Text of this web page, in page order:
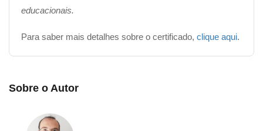
educacionais.
Para saber mais detalhes sobre o certificado, clique aqui.
Sobre o Autor